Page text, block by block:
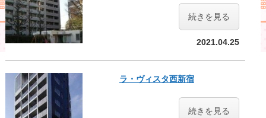
続きを見る
2021.04.25
ラ・ヴィスタ西新宿
続きを見る